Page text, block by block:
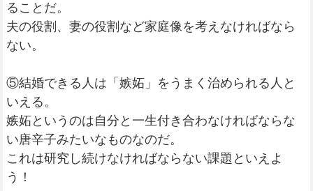
ることだ。
夫の役割、妻の役割など家庭像を考えなければなら
ない。
⑤結婚できる人は「嫉妬」をうまく治められる人と
いえる。
嫉妬というのは自分と一生付き合わなければならな
い唐辛子みたいなものなのだ。
これは研究し続けなければならない課題といえよ
う！